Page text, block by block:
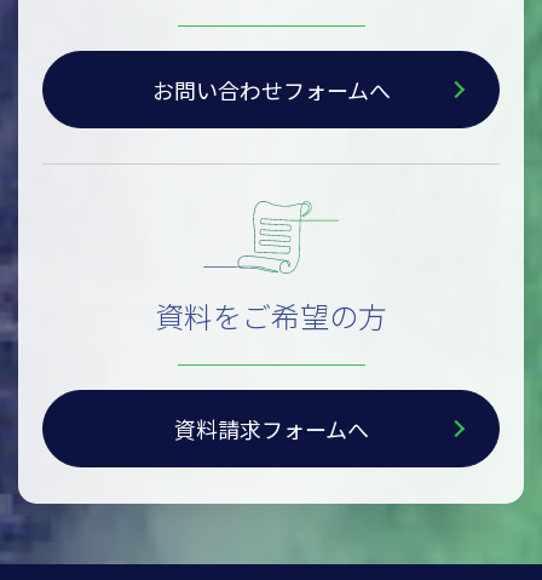
お問い合わせフォームへ
資料をご希望の方
資料請求フォームへ